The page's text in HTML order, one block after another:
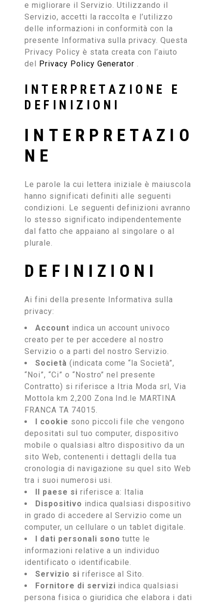
e migliorare il Servizio. Utilizzando il
Servizio, accetti la raccolta e l’utilizzo
delle informazioni in conformità con la
presente Informativa sulla privacy. Questa
Privacy Policy è stata creata con l’aiuto
del Privacy Policy Generator .
INTERPRETAZIONE E
DEFINIZIONI
INTERPRETAZIO
NE
Le parole la cui lettera iniziale è maiuscola
hanno significati definiti alle seguenti
condizioni. Le seguenti definizioni avranno
lo stesso significato indipendentemente
dal fatto che appaiano al singolare o al
plurale.
DEFINIZIONI
Ai fini della presente Informativa sulla
privacy:
Account indica un account univoco
creato per te per accedere al nostro
Servizio o a parti del nostro Servizio.
Società (indicata come “la Società”,
“Noi”, “Ci” o “Nostro” nel presente
Contratto) si riferisce a Itria Moda srl, Via
Mottola km 2,200 Zona Ind.le MARTINA
FRANCA TA 74015.
I cookie sono piccoli file che vengono
depositati sul tuo computer, dispositivo
mobile o qualsiasi altro dispositivo da un
sito Web, contenenti i dettagli della tua
cronologia di navigazione su quel sito Web
tra i suoi numerosi usi.
Il paese si riferisce a: Italia
Dispositivo indica qualsiasi dispositivo
in grado di accedere al Servizio come un
computer, un cellulare o un tablet digitale.
I dati personali sono tutte le
informazioni relative a un individuo
identificato o identificabile.
Servizio si riferisce al Sito.
Fornitore di servizi indica qualsiasi
persona fisica o giuridica che elabora i dati